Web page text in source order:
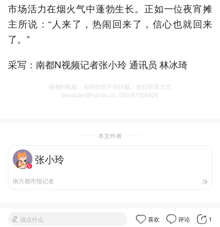
市场活力在烟火气中蓬勃生长。正如一位夜宵摊
主所说：“人来了，热闹回来了，信心也就回来
了。”
采写：南都N视频记者张小玲 通讯员 林冰琦
南都N视频，未经授权不得转载、授权联系方式
banquan@nandu.cc. 020-87006626
本文作者
张小玲
南方都市报记者
说点什么 喜欢 评论 1